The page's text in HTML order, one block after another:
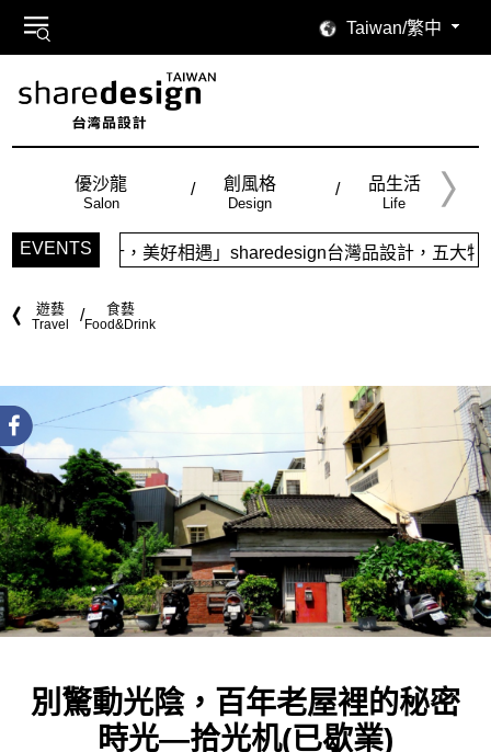
Taiwan/繁中
優沙龍
Salon
創風格
Design
品生活
Life
EVENTS
好相遇」sharedesign台灣品設計，五大特色主題，簡潔視
遊藝
Travel
食藝
Food&Drink
別驚動光陰，百年老屋裡的秘密
時光—拾光机(已歇業)